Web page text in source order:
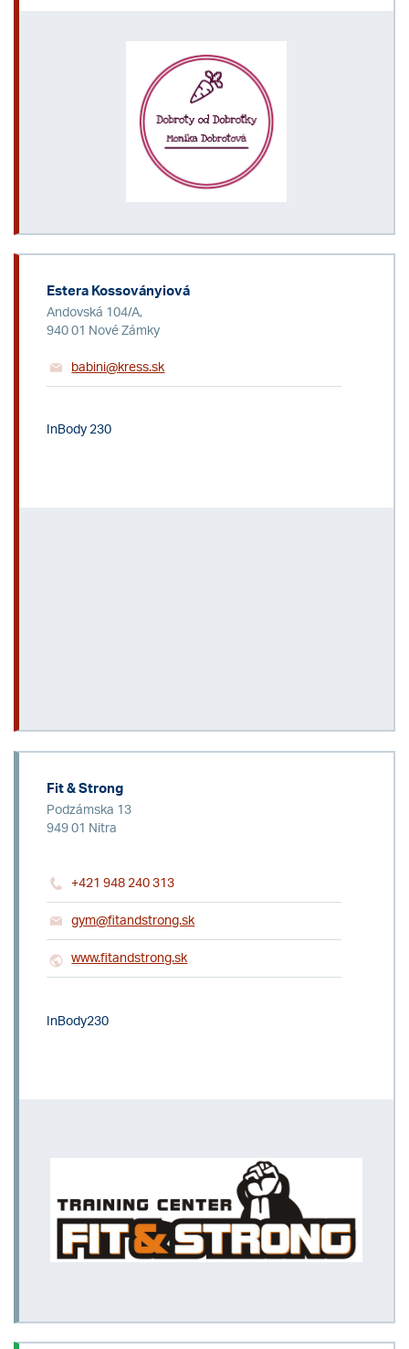
Estera Kossoványiová
Andovská 104/A,
940 01 Nové Zámky
babini@kress.sk
InBody 230
Fit & Strong
Podzámska 13
949 01 Nitra
+421 948 240 313
gym@fitandstrong.sk
www.fitandstrong.sk
InBody230